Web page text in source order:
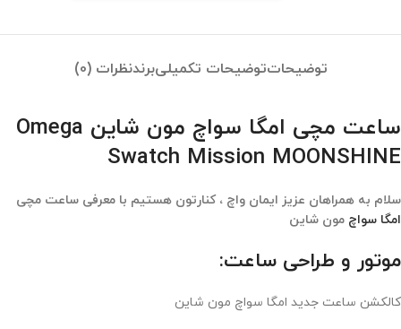
توضیحاتتوضیحات تکمیلیبرندنظرات (0)
ساعت مچی امگا سواچ مون شاین Omega
Swatch Mission MOONSHINE
سلام به همراهان عزیز ایمان واچ ، کنارتون هستیم با معرفی ساعت مچی
امگا سواچ مون شاین
موتور و طراحی ساعت:
کالکشن ساعت جدید امگا سواچ مون شاین